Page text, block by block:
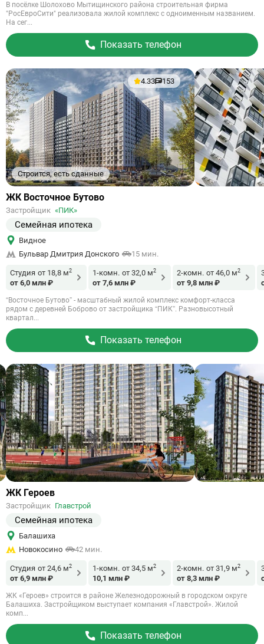
В посёлке Шолохово Мытищинского района строительная фирма
"РосЕвроСити" реализовала жилой комплекс с одноименным названием.
На сег...
Показать телефон
Строится, есть сданные
4.33 153
Ссылка
объект
ЖК Восточное Бутово
Застройщик «ПИК»
Семейная ипотека
Видное
Бульвар Дмитрия Донского
15 мин.
Студия от 18,8 м2
от 6,0 млн ₽
1-комн. от 32,0 м2
от 7,6 млн ₽
2-комн. от 46,0 м2
от 9,8 млн ₽
“Восточное Бутово” - масштабный жилой комплекс комфорт-класса
рядом с деревней Боброво от застройщика “ПИК”. Разновысотный
квартал...
Показать телефон
Ссылка
объект
ЖК Героев
Застройщик Главстрой
Семейная ипотека
Балашиха
Новокосино
42 мин.
Студия от 24,6 м2
от 6,9 млн ₽
1-комн. от 34,5 м2
10,1 млн ₽
2-комн. от 31,9 м2
от 8,3 млн ₽
ЖК «Героев» строится в районе Железнодорожный в городском округе
Балашиха. Застройщиком выступает компания «Главстрой». Жилой
комп...
Показать телефон